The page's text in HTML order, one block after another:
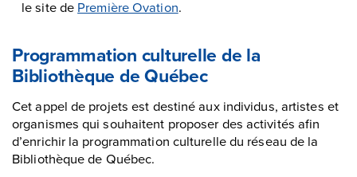
le site de Première Ovation.
Programmation culturelle de la
Bibliothèque de Québec
Cet appel de projets est destiné aux individus, artistes et
organismes qui souhaitent proposer des activités afin
d’enrichir la programmation culturelle du réseau de la
Bibliothèque de Québec.